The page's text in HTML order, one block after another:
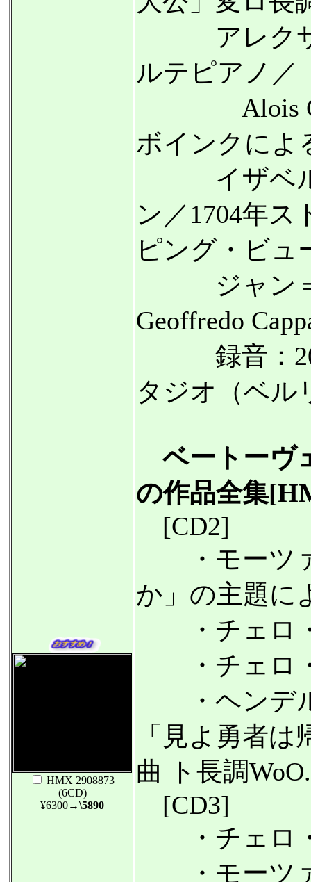
HMX 2908873
(6CD)
¥6300→\5890
アレクサ
ルテピアノ／
Alois
ボインクに
イザベル
ン／1704年
ピング・ビ
ジャン＝
Geoffredo
録音：
タジオ（ベル
ベートーヴ
の作品全集
[CD2]
・モーツァ
か」の主題に
・チェロ・
・チェロ・
・ヘンデル
「見よ勇者
曲 ト長調
[CD3]
・チェロ・
・モーツァ